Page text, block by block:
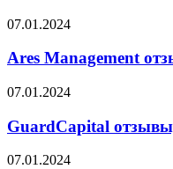
Ares
отзывы,
или
07.01.2024
Ares Management
GuardCapital
платят
или
нет?
07.01.2024
GuardCapital
Win4Trader
07.01.2024